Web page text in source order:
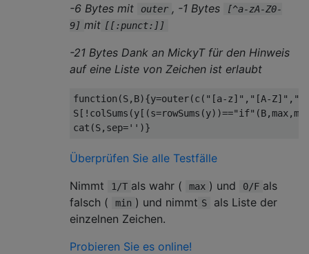
-6 Bytes mit outer , -1 Bytes
[^a-zA-Z0-
9] mit [[:punct:]]
-21 Bytes Dank an MickyT für den Hinweis
auf eine Liste von Zeichen ist erlaubt
function (S, B){y=outer(c ( "[a-z]" , "[A-Z]" ,
S [! colSums (y [(s=rowSums (y))=="if" (B,max,
cat (S, sep='' )}
Überprüfen Sie alle Testfälle
Nimmt
1/T als wahr ( max ) und 0/F als
falsch (
min ) und nimmt S
als Liste der
einzelnen Zeichen.
Probieren Sie es online!